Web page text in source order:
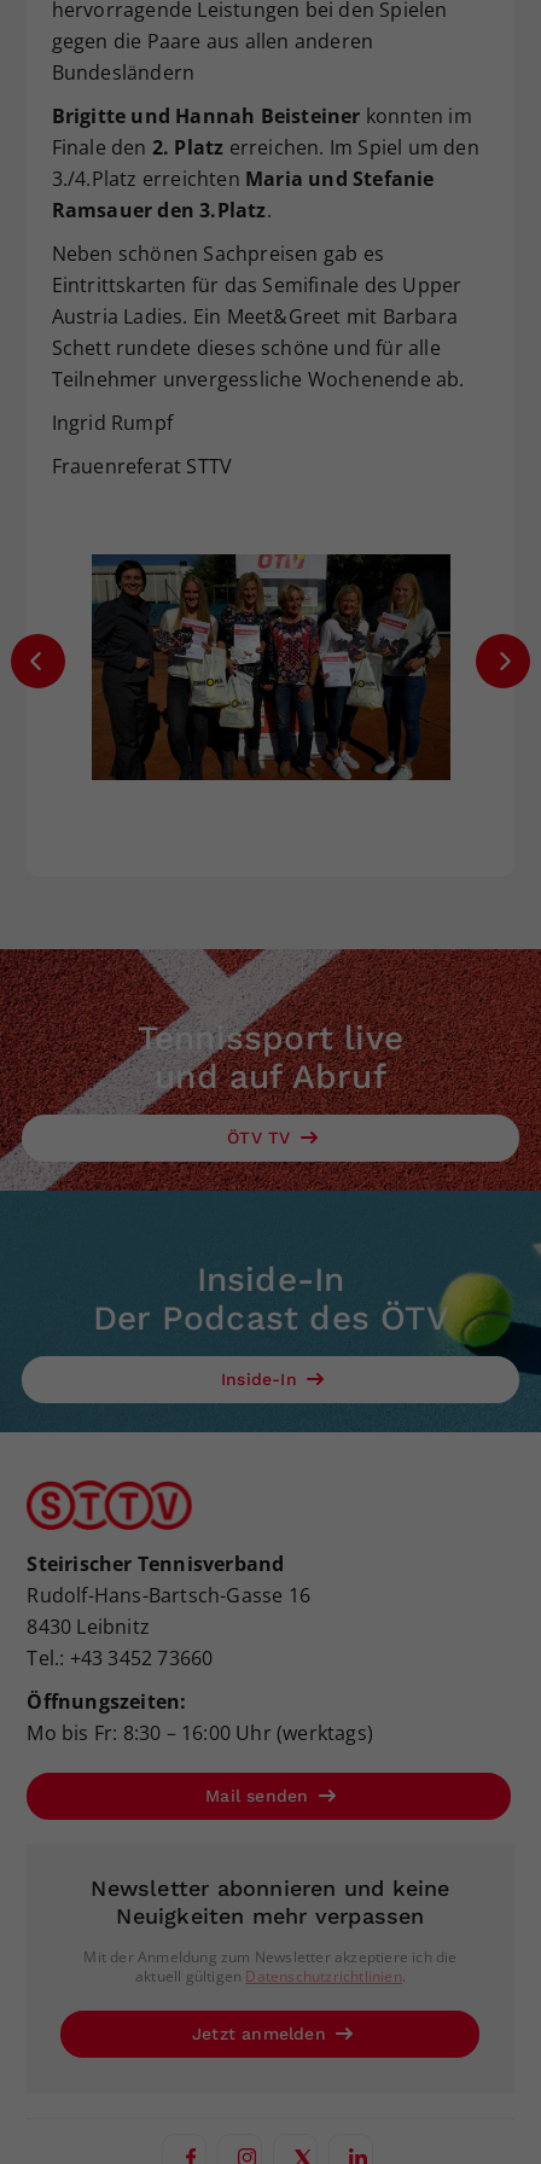
hervorragende Leistungen bei den Spielen
gegen die Paare aus allen anderen
Bundesländern
Brigitte und Hannah Beisteiner konnten im
Finale den 2. Platz erreichen. Im Spiel um den
3./4.Platz erreichten Maria und Stefanie
Ramsauer den 3.Platz.
Neben schönen Sachpreisen gab es
Eintrittskarten für das Semifinale des Upper
Austria Ladies. Ein Meet&Greet mit Barbara
Schett rundete dieses schöne und für alle
Teilnehmer unvergessliche Wochenende ab.
Ingrid Rumpf
Frauenreferat STTV
Tennissport live
und auf Abruf
ÖTV TV
Inside-In
Der Podcast des ÖTV
Inside-In
Steirischer Tennisverband
Rudolf-Hans-Bartsch-Gasse 16
8430 Leibnitz
Tel.: +43 3452 73660
Öffnungszeiten:
Mo bis Fr: 8:30 – 16:00 Uhr (werktags)
Mail senden
Newsletter abonnieren und keine
Neuigkeiten mehr verpassen
Mit der Anmeldung zum Newsletter akzeptiere ich die
aktuell gültigen Datenschutzrichtlinien.
Jetzt anmelden
Zweck
Dieser Wert speichert Ihre Consent-
Einstellungen. Unter anderem eine
zufällig generierte ID, für die
historische Speicherung Ihrer
vorgenommen Einstellungen, falls der
Webseiten-Betreiber dies eingestellt
hat.